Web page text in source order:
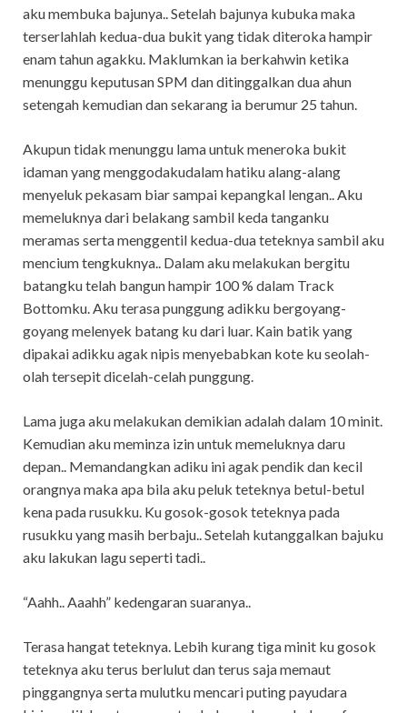
aku membuka bajunya.. Setelah bajunya kubuka maka
terserlahlah kedua-dua bukit yang tidak diteroka hampir
enam tahun agakku. Maklumkan ia berkahwin ketika
menunggu keputusan SPM dan ditinggalkan dua ahun
setengah kemudian dan sekarang ia berumur 25 tahun.
Akupun tidak menunggu lama untuk meneroka bukit
idaman yang menggodakudalam hatiku alang-alang
menyeluk pekasam biar sampai kepangkal lengan.. Aku
memeluknya dari belakang sambil keda tanganku
meramas serta menggentil kedua-dua teteknya sambil aku
mencium tengkuknya.. Dalam aku melakukan bergitu
batangku telah bangun hampir 100 % dalam Track
Bottomku. Aku terasa punggung adikku bergoyang-
goyang melenyek batang ku dari luar. Kain batik yang
dipakai adikku agak nipis menyebabkan kote ku seolah-
olah tersepit dicelah-celah punggung.
Lama juga aku melakukan demikian adalah dalam 10 minit.
Kemudian aku meminza izin untuk memeluknya daru
depan.. Memandangkan adiku ini agak pendik dan kecil
orangnya maka apa bila aku peluk teteknya betul-betul
kena pada rusukku. Ku gosok-gosok teteknya pada
rusukku yang masih berbaju.. Setelah kutanggalkan bajuku
aku lakukan lagu seperti tadi..
“Aahh.. Aaahh” kedengaran suaranya..
Terasa hangat teteknya. Lebih kurang tiga minit ku gosok
teteknya aku terus berlulut dan terus saja memaut
pinggangnya serta mulutku mencari puting payudara